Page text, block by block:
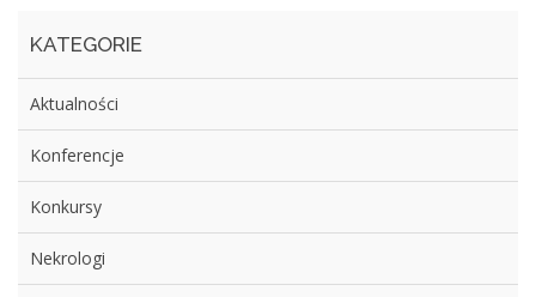
KATEGORIE
Aktualności
Konferencje
Konkursy
Nekrologi